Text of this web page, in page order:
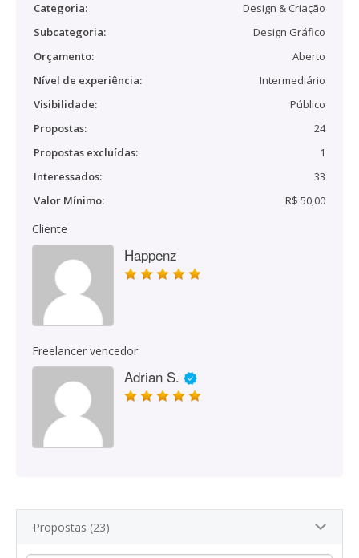
Categoria:
Design & Criação
Subcategoria:
Design Gráfico
Orçamento:
Aberto
Nível de experiência:
Intermediário
Visibilidade:
Público
Propostas:
24
Propostas excluídas:
1
Interessados:
33
Valor Mínimo:
R$ 50,00
Cliente
Happenz
Freelancer vencedor
Adrian S.
Propostas (23)